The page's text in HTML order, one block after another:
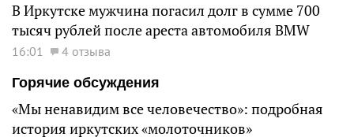
В Иркутске мужчина погасил долг в сумме 700
тысяч рублей после ареста автомобиля BMW
16:01
4 отзыва
Горячие обсуждения
«Мы ненавидим все человечество»: подробная
история иркутских «молоточников»